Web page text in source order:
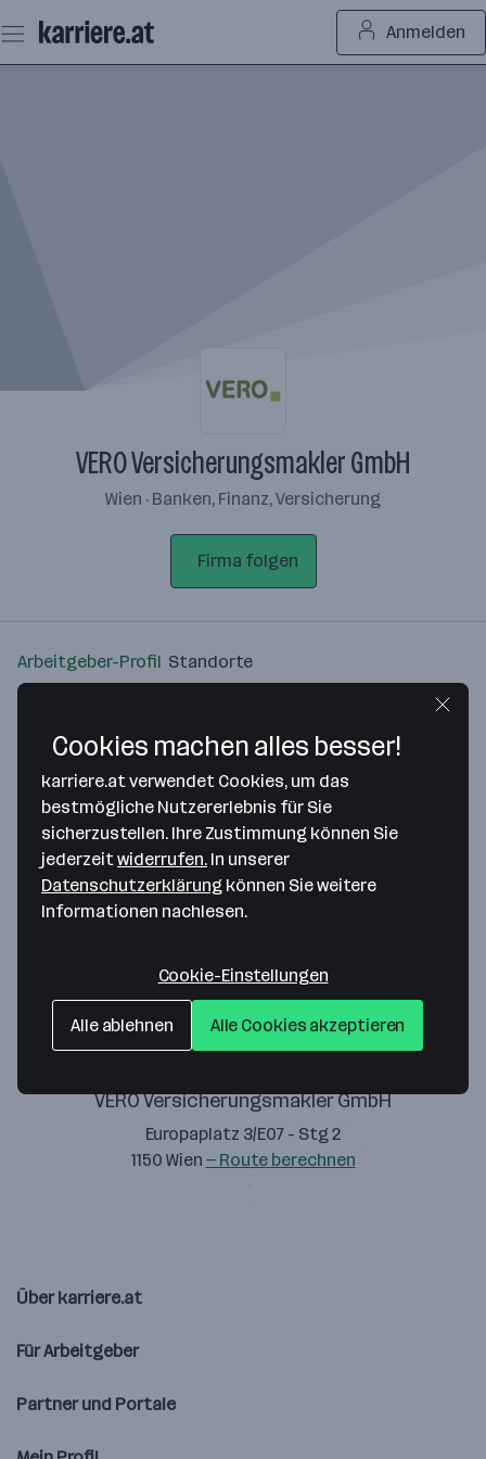
Seiteninhalt
springen
Anmelden
VERO Versicherungsmakler GmbH
Wien · Banken, Finanz, Versicherung
Firma folgen
Arbeitgeber-Profil Standorte
Bitte stimme unseren Cookie-
Richtlinien zu, um diese Karte
anzuzeigen.
VERO Versicherungsmakler GmbH
Europaplatz 3/E07 - Stg 2
1150 Wien — Route berechnen
Über karriere.at
Für Arbeitgeber
Partner und Portale
Cookies machen alles besser!
karriere.at verwendet Cookies, um das
bestmögliche Nutzererlebnis für Sie
sicherzustellen. Ihre Zustimmung können Sie
jederzeitwiderrufen. In unserer
Datenschutzerklärung können Sie weitere
Informationen nachlesen.
Cookie-Einstellungen
Alle ablehnen Alle Cookies akzeptieren